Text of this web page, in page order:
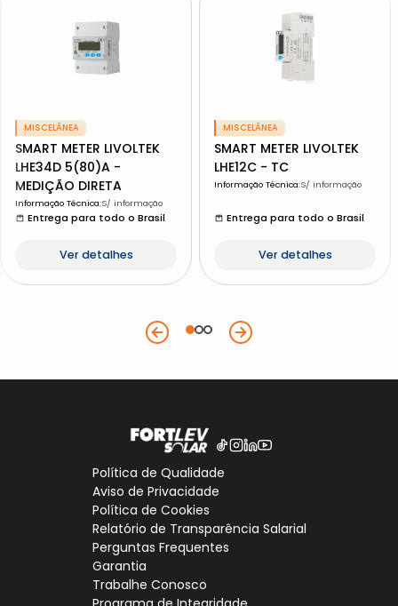
MISCELÂNEA
SMART METER LIVOLTEK
LHE34D 5(80)A -
MEDIÇÃO DIRETA
Informação Técnica:S/ informação
Entrega para todo o Brasil
Ver detalhes
MISCELÂNEA
SMART METER LIVOLTEK
LHE12C - TC
Informação Técnica:S/ informação
Entrega para todo o Brasil
Ver detalhes
Política de Qualidade
Aviso de Privacidade
Política de Cookies
Relatório de Transparência Salarial
Perguntas Frequentes
Garantia
Trabalhe Conosco